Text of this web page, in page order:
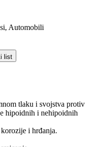
Automobili
list
tlaku i svojstva protiv
hipoidnih i nehipoidnih
i hrđanja.